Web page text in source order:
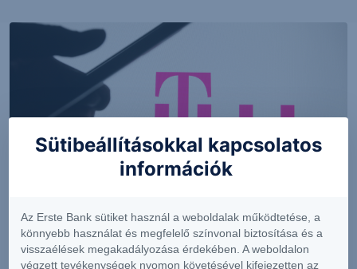
MTel: Változatlan második negyedéves
eredmény
Sütibeállításokkal kapcsolatos
információk
Az Erste Bank sütiket használ a weboldalak működtetése, a
könnyebb használat és megfelelő színvonal biztosítása és a
visszaélések megakadályozása érdekében. A weboldalon
végzett tevékenységek nyomon követésével kifejezetten az